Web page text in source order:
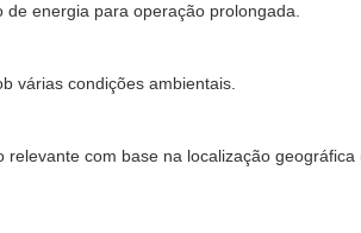
energia para operação prolongada.
várias condições ambientais.
com base na localização